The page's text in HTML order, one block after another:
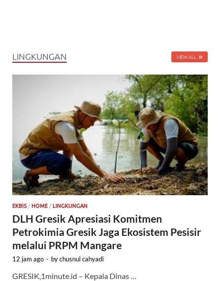
LINGKUNGAN VIEW ALL
EKBIS/ HOME / LINGKUNGAN
DLH Gresik Apresiasi Komitmen
Petrokimia Gresik Jaga Ekosistem Pesisir
melalui PRPM Mangare
12 jam ago - bychusnul cahyadi
GRESIK,1minute.id – Kepala Dinas …